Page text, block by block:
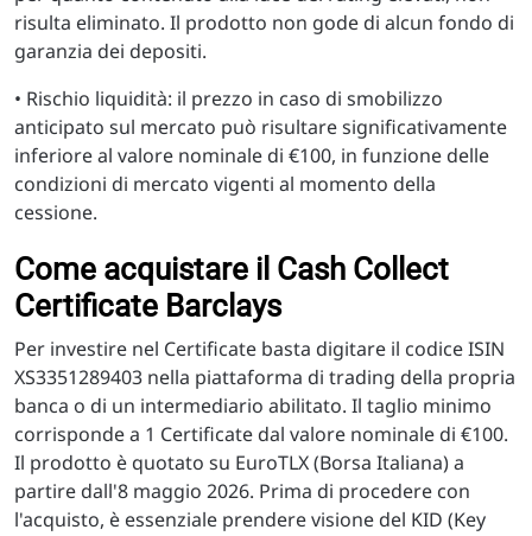
risulta eliminato. Il prodotto non gode di alcun fondo di
garanzia dei depositi.
• Rischio liquidità: il prezzo in caso di smobilizzo
anticipato sul mercato può risultare significativamente
inferiore al valore nominale di €100, in funzione delle
condizioni di mercato vigenti al momento della
cessione.
Come acquistare il Cash Collect
Certificate Barclays
Per investire nel Certificate basta digitare il codice ISIN
XS3351289403 nella piattaforma di trading della propria
banca o di un intermediario abilitato. Il taglio minimo
corrisponde a 1 Certificate dal valore nominale di €100.
Il prodotto è quotato su EuroTLX (Borsa Italiana) a
partire dall'8 maggio 2026. Prima di procedere con
l'acquisto, è essenziale prendere visione del KID (Key